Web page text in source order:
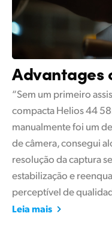
Advantages
“Sem um primeiro
compacta Helios 44
manualmente foi um
de câmera, consegui
resolução da captura
estabilização e
perceptível de
Leia mais